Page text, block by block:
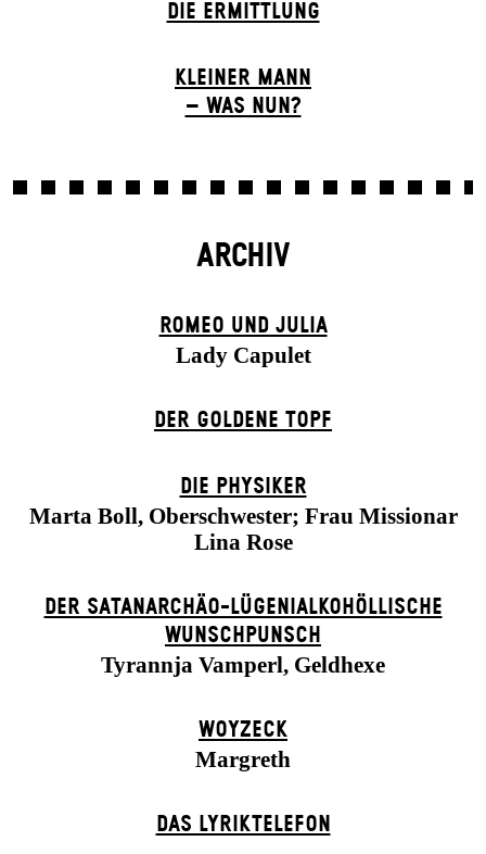
DIE ERMITTLUNG
KLEINER MANN
– WAS NUN?
ARCHIV
ROMEO UND JULIA
Lady Capulet
DER GOLDENE TOPF
DIE PHYSIKER
Marta Boll, Oberschwester; Frau Missionar
Lina Rose
DER SATANARCHÄO-LÜGENIALKOHÖLLISCHE
WUNSCHPUNSCH
Tyrannja Vamperl, Geldhexe
WOYZECK
Margreth
DAS LYRIKTELEFON